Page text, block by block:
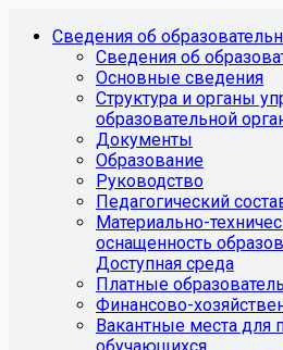
Сведения об
Сведения об
Основные сведения
Структура и органы
образовательной
Документы
Образование
Руководство
Педагогический
Материально-
оснащенность
Доступная среда
Платные
Финансово-
Вакантные места для